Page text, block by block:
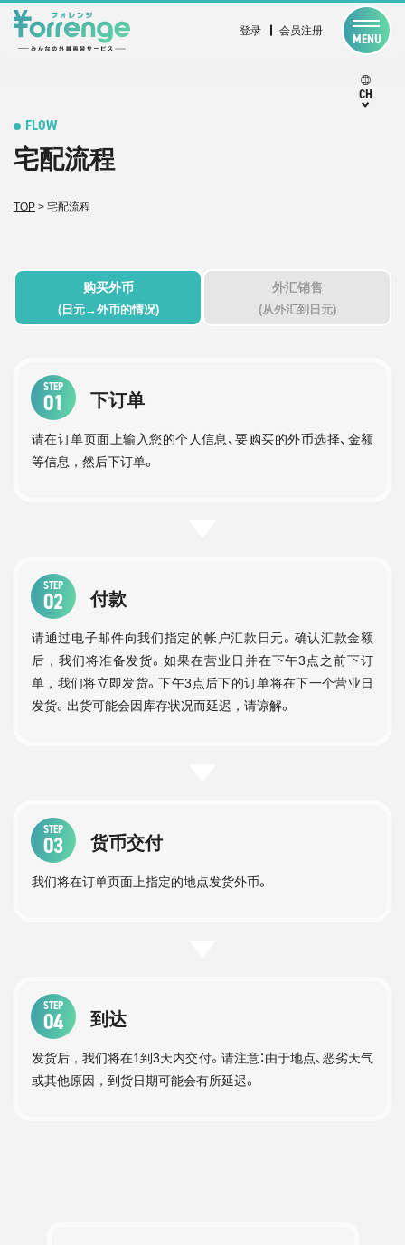
登录 会员注册
MENU
CH
FLOW
宅配流程
TOP > 宅配流程
购买外币
(日元→外币的情况)
外汇销售
(从外汇到日元)
STEP
01 下订单
请在订单页面上输入您的个人信息、要购买的外币选择、金额
等信息，然后下订单。
STEP
02 付款
请通过电子邮件向我们指定的帐户汇款日元。确认汇款金额
后，我们将准备发货。如果在营业日并在下午3点之前下订
单，我们将立即发货。下午3点后下的订单将在下一个营业日
发货。出货可能会因库存状况而延迟，请谅解。
STEP
03 货币交付
我们将在订单页面上指定的地点发货外币。
STEP
04 到达
发货后，我们将在1到3天内交付。请注意：由于地点、恶劣天气
或其他原因，到货日期可能会有所延迟。